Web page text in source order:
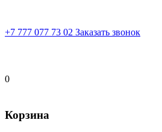
+7 777 077 73 02 Заказать звонок
0
Корзина